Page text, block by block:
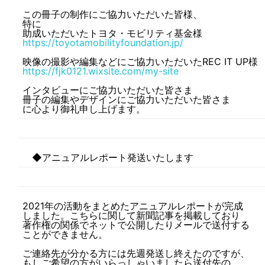
この冊子の制作にご協力いただいた皆様、
特に
助成いただいたトヨタ・モビリティ基金様
https://toyotamobilityfoundation.jp/
映像の撮影や編集などにご協力いただいたREC IT UP様
https://fjk0121.wixsite.com/my-site
インタビューにご協力いただいた皆さま
冊子の編集やデザインにご協力いただいた皆さま
に心より御礼申し上げます。
◆アニュアルレポート発送いたします
2021年の活動をまとめたアニュアルレポートが完成
しました。こちらに関して新聞記事を掲載しており
著作権の関係でネットで公開したりメールで送付する
ことができません。
ご連絡先が分かる方には先週発送し終えたのですが、
もしご希望の方がいらっしゃいましたら送付先の